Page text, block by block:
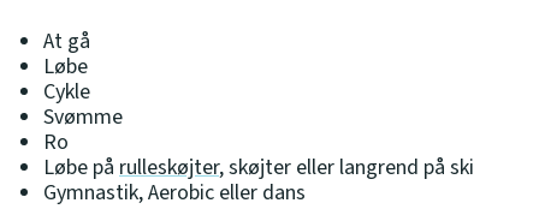
At gå
Løbe
Cykle
Svømme
Ro
Løbe på rulleskøjter, skøjter eller langrend på ski
Gymnastik, Aerobic eller dans